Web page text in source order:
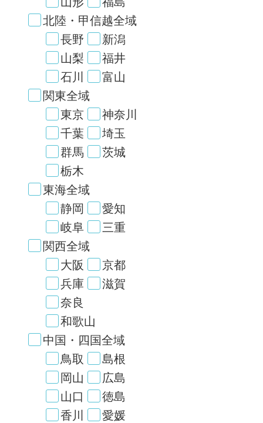
北陸・甲信越全域
長野
新潟
山梨
福井
石川
富山
関東全域
東京
神奈川
千葉
埼玉
群馬
茨城
栃木
東海全域
静岡
愛知
岐阜
三重
関西全域
大阪
京都
兵庫
滋賀
奈良
和歌山
中国・四国全域
鳥取
島根
岡山
広島
山口
徳島
香川
愛媛